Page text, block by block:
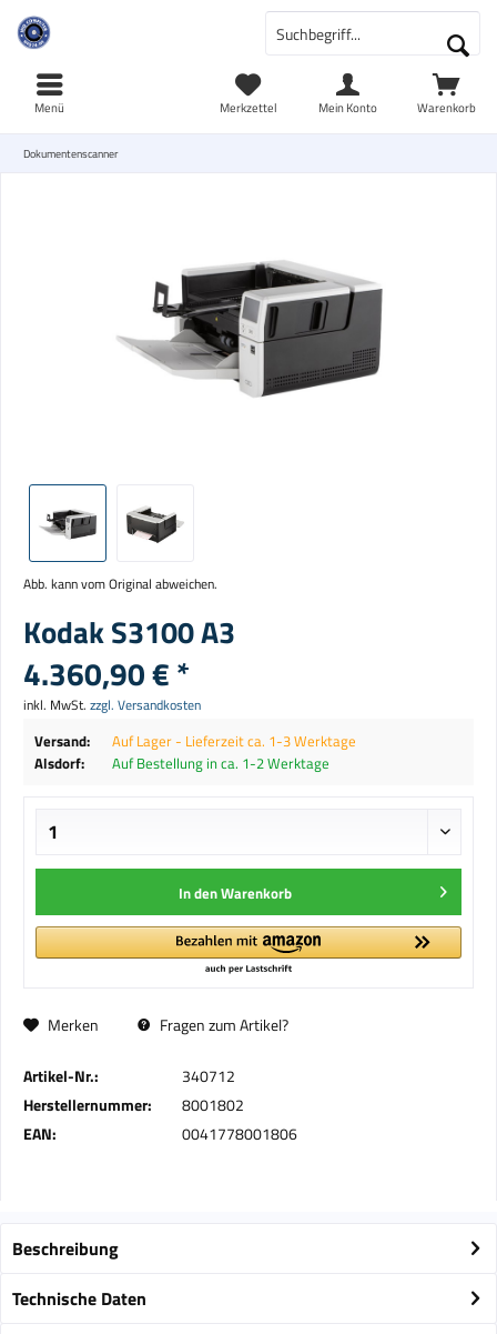
Warenkorb
Merkzettel Mein Konto
Menü
Dokumentenscanner
Abb. kann vom Original abweichen.
Kodak S3100 A3
4.360,90 € *
inkl. MwSt. zzgl. Versandkosten
Versand:
Auf Lager - Lieferzeit ca. 1-3 Werktage
Alsdorf:
Auf Bestellung in ca. 1-2 Werktage
In denWarenkorb
Merken Fragen zum Artikel?
Artikel-Nr.:
340712
Herstellernummer:
8001802
EAN:
0041778001806
Beschreibung
Technische Daten